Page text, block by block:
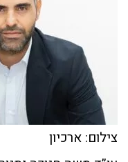
צילום: ארכיון